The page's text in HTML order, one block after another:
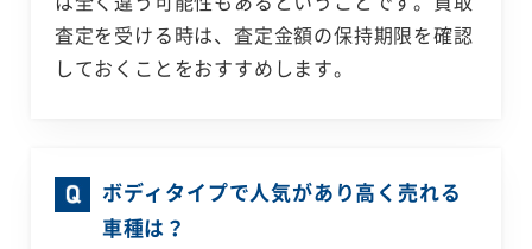
査定を受ける時は、査定金額の保持期限を確認
しておくことをおすすめします。
ボディタイプで人気があり高く売れる
車種は？